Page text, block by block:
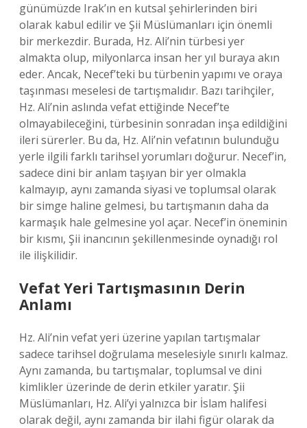
günümüzde Irak’ın en kutsal şehirlerinden biri
olarak kabul edilir ve Şii Müslümanları için önemli
bir merkezdir. Burada, Hz. Ali’nin türbesi yer
almakta olup, milyonlarca insan her yıl buraya akın
eder. Ancak, Necef’teki bu türbenin yapımı ve oraya
taşınması meselesi de tartışmalıdır. Bazı tarihçiler,
Hz. Ali’nin aslında vefat ettiğinde Necef’te
olmayabileceğini, türbesinin sonradan inşa edildiğini
ileri sürerler. Bu da, Hz. Ali’nin vefatının bulunduğu
yerle ilgili farklı tarihsel yorumları doğurur. Necef’in,
sadece dini bir anlam taşıyan bir yer olmakla
kalmayıp, aynı zamanda siyasi ve toplumsal olarak
bir simge haline gelmesi, bu tartışmanın daha da
karmaşık hale gelmesine yol açar. Necef’in öneminin
bir kısmı, Şii inancının şekillenmesinde oynadığı rol
ile ilişkilidir.
Vefat Yeri Tartışmasının Derin
Anlamı
Hz. Ali’nin vefat yeri üzerine yapılan tartışmalar
sadece tarihsel doğrulama meselesiyle sınırlı kalmaz.
Aynı zamanda, bu tartışmalar, toplumsal ve dini
kimlikler üzerinde de derin etkiler yaratır. Şii
Müslümanları, Hz. Ali’yi yalnızca bir İslam halifesi
olarak değil, aynı zamanda bir ilahi figür olarak da